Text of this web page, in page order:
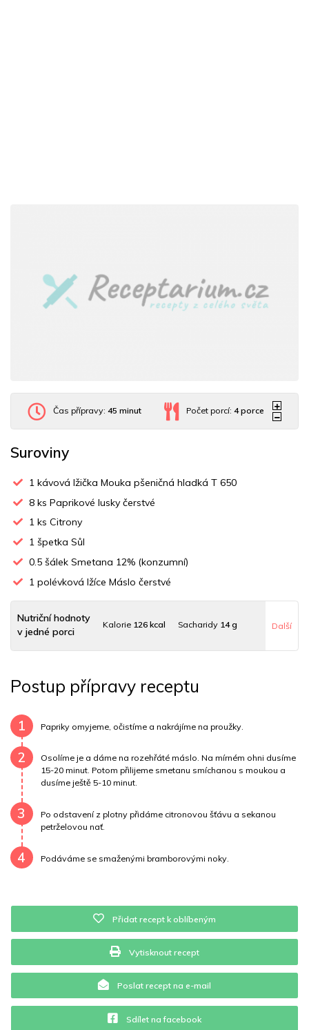
Čas přípravy:45 minut Počet porcí:4 porce
Suroviny
1 kávová lžička Mouka pšeničná hladká T 650
8 ks Paprikové lusky čerstvé
1 ks Citrony
1 špetka Sůl
0.5 šálek Smetana 12% (konzumní)
1 polévková lžíce Máslo čerstvé
Nutriční hodnoty
v jedné porci
Kalorie 126 kcal Sacharidy 14 g
Uhlovodany12 g Cholesterol18.5 mg
Draslík 319.1 mg Vláknina 2365.8 mg
Vitamín A 2365.8 mg Vitamín B6
Vitamín B120 mg
Vitamín E0 mg Vápník0 mg Železo37.6 mg
Další
Postup přípravy receptu
1 Papriky omyjeme, očistíme a nakrájíme na proužky.
2
Osolíme je a dáme na rozehřáté máslo. Na mírném ohni dusíme
15-20 minut. Potom přilijeme smetanu smíchanou s moukou a
dusíme ještě 5-10 minut.
3
Po odstavení z plotny přidáme citronovou šťávu a sekanou
petrželovou nať.
4 Podáváme se smaženými bramborovými noky.
Přidat recept k oblíbeným
Vytisknout recept
Poslat recept na e-mail
Sdílet na facebook